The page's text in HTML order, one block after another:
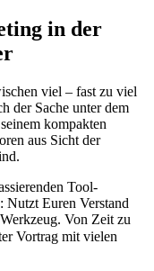
in der
viel – fast zu viel
der Sache unter dem
kompakten
aus Sicht der
Tool-
Nutzt Euren Verstand
Von Zeit zu
Vortrag mit vielen